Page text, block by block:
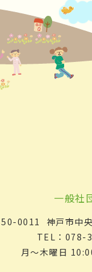
一般社
0011 神戸市中
TEL：078-
月～木曜日